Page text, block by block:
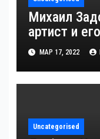
Михаил
артист и
биография
МАР 17, 2022
Uncategorised